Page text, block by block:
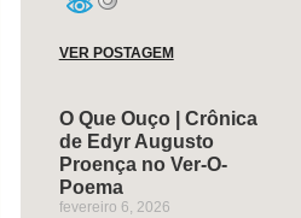
VER POSTAGEM
O Que Ouço | Crônica
de Edyr Augusto
Proença no Ver-O-
Poema
fevereiro 6, 2026